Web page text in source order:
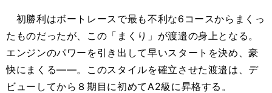
初勝利はボートレースで最も不利な6コースからまくっ
たものだったが、この「まくり」が渡邉の身上となる。
エンジンのパワーを引き出して早いスタートを決め、豪
快にまくる――。このスタイルを確立させた渡邉は、デ
ビューしてから８期目に初めてA2級に昇格する。